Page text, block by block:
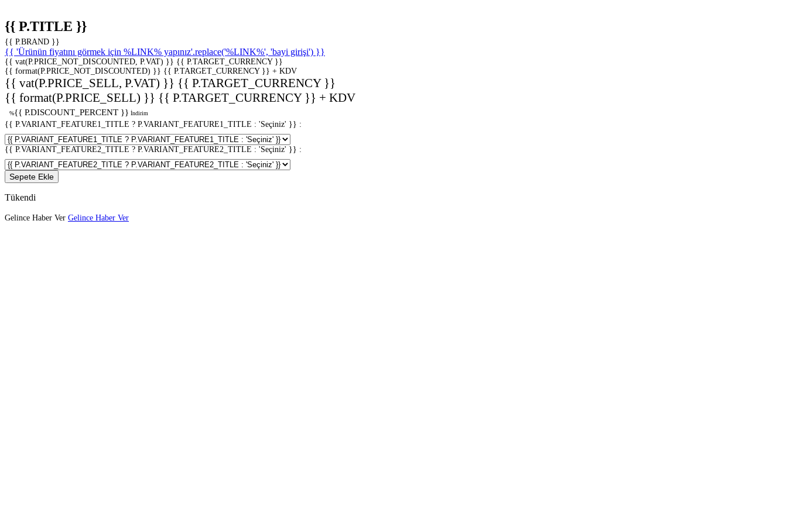
{{ P.TITLE }}
{{ P.BRAND }}
{{ 'Ürünün fiyatını görmek için %LINK% yapınız'.replace('%LINK%', 'bayi girişi') }}
{{ vat(P.PRICE_NOT_DISCOUNTED, P.VAT) }} {{ P.TARGET_CURRENCY }}
{{ format(P.PRICE_NOT_DISCOUNTED) }} {{ P.TARGET_CURRENCY }} + KDV
{{ vat(P.PRICE_SELL, P.VAT) }} {{ P.TARGET_CURRENCY }}
{{ format(P.PRICE_SELL) }} {{ P.TARGET_CURRENCY }} + KDV
%{{ P.DISCOUNT_PERCENT }} İndirim
{{ P.VARIANT_FEATURE1_TITLE ? P.VARIANT_FEATURE1_TITLE : 'Seçiniz' }} :
{{ P.VARIANT_FEATURE2_TITLE ? P.VARIANT_FEATURE2_TITLE : 'Seçiniz' }} :
Sepete Ekle
Tükendi
Gelince Haber Ver Gelince Haber Ver